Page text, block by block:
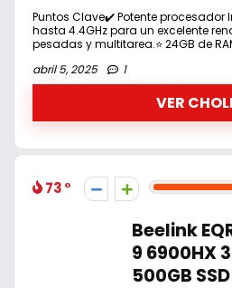
Puntos Clave✔️ Potente procesador
hasta 4.4GHz para un excelente
pesadas y multitarea.⭐ 24GB de
abril 5, 2025
1
VER
73
Beelink
9 6900HX
500GB